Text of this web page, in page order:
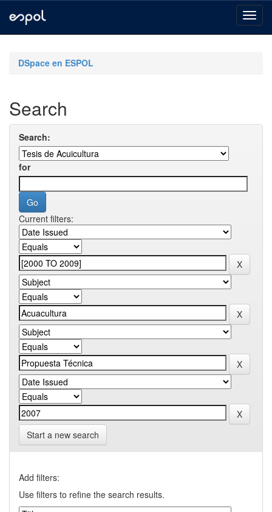
navigationDSpace en ESPOL
Search
Search:
for
Current filters:
Start a new search
Add filters:
Use filters to refine the search results.